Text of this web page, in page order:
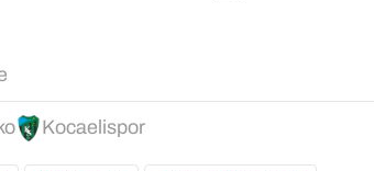
Kocaelispor